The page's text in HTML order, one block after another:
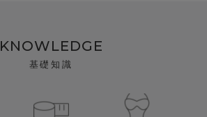
KNOWLEDGE
基礎知識